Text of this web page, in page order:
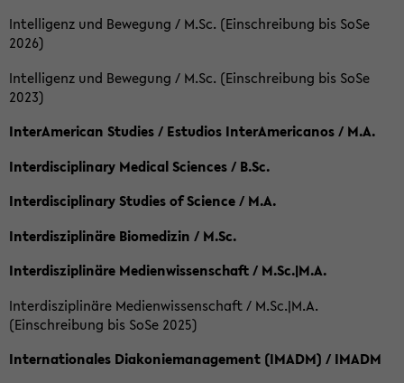
Intelligenz und Bewegung / M.Sc. (Einschreibung bis SoSe
2026)
Intelligenz und Bewegung / M.Sc. (Einschreibung bis SoSe
2023)
InterAmerican Studies / Estudios InterAmericanos / M.A.
Interdisciplinary Medical Sciences / B.Sc.
Interdisciplinary Studies of Science / M.A.
Interdisziplinäre Biomedizin / M.Sc.
Interdisziplinäre Medienwissenschaft / M.Sc.|M.A.
Interdisziplinäre Medienwissenschaft / M.Sc.|M.A.
(Einschreibung bis SoSe 2025)
Internationales Diakoniemanagement (IMADM) / IMADM